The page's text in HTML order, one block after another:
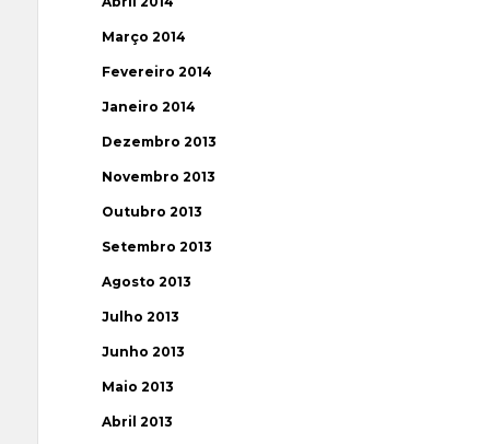
Março 2014
Fevereiro 2014
Janeiro 2014
Dezembro 2013
Novembro 2013
Outubro 2013
Setembro 2013
Agosto 2013
Julho 2013
Junho 2013
Maio 2013
Abril 2013